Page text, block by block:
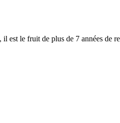
le fruit de plus de 7 années de